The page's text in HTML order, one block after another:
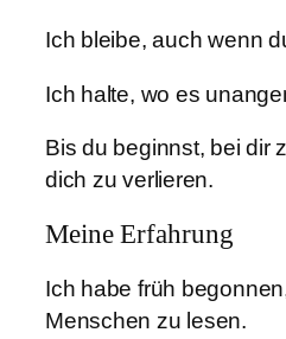
Ich bleibe, auch wenn
Ich halte, wo es
Bis du beginnst, bei dir
dich zu verlieren.
Meine Erfahrung
Ich habe früh
Menschen zu lesen.